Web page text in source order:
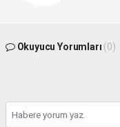
Okuyucu Yorumları (0)